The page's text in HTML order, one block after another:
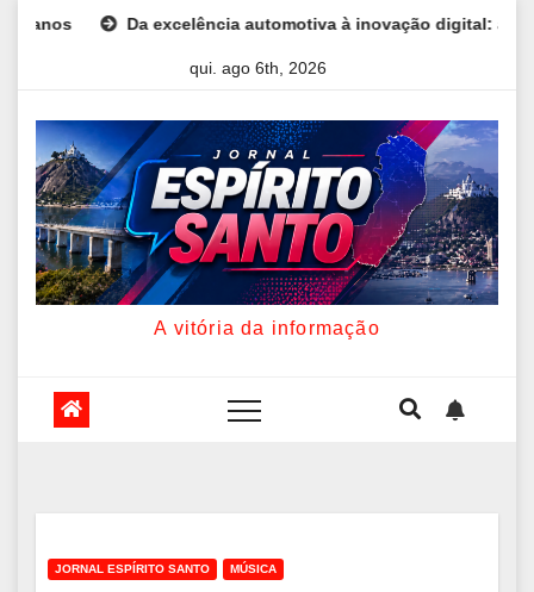
Da excelência automotiva à inovação digital: a trajetória
qui. ago 6th, 2026
A vitória da informação
JORNAL ESPÍRITO SANTO MÚSICA